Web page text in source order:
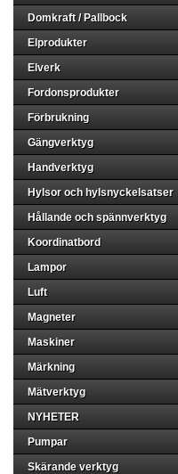
Domkraft / Pallbock
Elprodukter
Elverk
Fordonsprodukter
Förbrukning
Gängverktyg
Handverktyg
Hylsor och hylsnyckelsatser
Hållande och spännverktyg
Koordinatbord
Lampor
Luft
Magneter
Maskiner
Märkning
Mätverktyg
NYHETER
Pumpar
Skärande verktyg